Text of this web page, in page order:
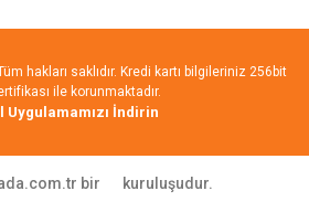
hakları saklıdır. Kredi kartı bilgileriniz 256bit
ile korunmaktadır.
Uygulamamızı İndirin
bir kuruluşudur.